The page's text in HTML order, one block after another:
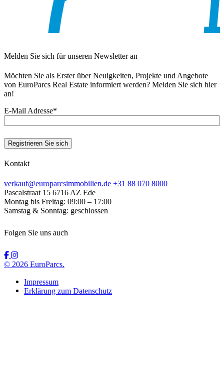
Melden Sie sich für unseren Newsletter an
Möchten Sie als Erster über Neuigkeiten, Projekte und Angebote
von EuroParcs Real Estate informiert werden? Melden Sie sich hier
an!
E-Mail Adresse*
Registrieren Sie sich
Kontakt
verkauf@europarcsimmobilien.de +31 88 070 8000
Pascalstraat 15 6716 AZ Ede
Montag bis Freitag: 09:00 – 17:00
Samstag & Sonntag: geschlossen
Folgen Sie uns auch
© 2026 EuroParcs.
Impressum
Erklärung zum Datenschutz